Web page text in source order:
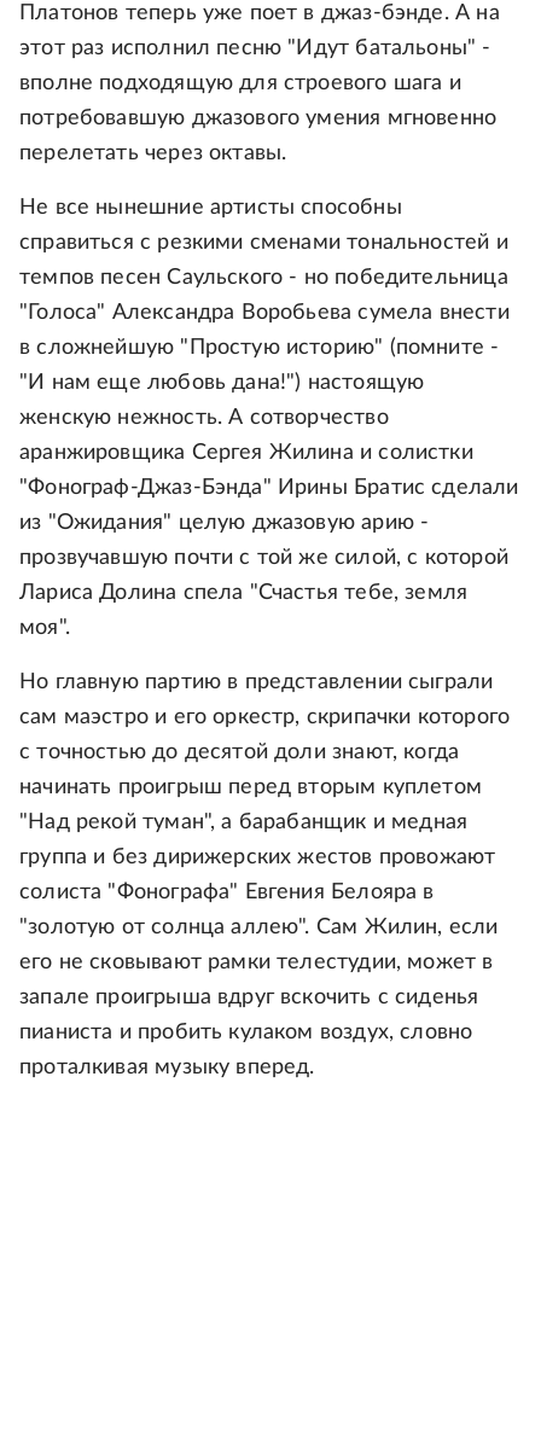
Платонов теперь уже поет в джаз-бэнде. А на
этот раз исполнил песню "Идут батальоны" -
вполне подходящую для строевого шага и
потребовавшую джазового умения мгновенно
перелетать через октавы.
Не все нынешние артисты способны
справиться с резкими сменами тональностей и
темпов песен Саульского - но победительница
"Голоса" Александра Воробьева сумела внести
в сложнейшую "Простую историю" (помните -
"И нам еще любовь дана!") настоящую
женскую нежность. А сотворчество
аранжировщика Сергея Жилина и солистки
"Фонограф-Джаз-Бэнда" Ирины Братис сделали
из "Ожидания" целую джазовую арию -
прозвучавшую почти с той же силой, с которой
Лариса Долина спела "Счастья тебе, земля
моя".
Но главную партию в представлении сыграли
сам маэстро и его оркестр, скрипачки которого
с точностью до десятой доли знают, когда
начинать проигрыш перед вторым куплетом
"Над рекой туман", а барабанщик и медная
группа и без дирижерских жестов провожают
солиста "Фонографа" Евгения Белояра в
"золотую от солнца аллею". Сам Жилин, если
его не сковывают рамки телестудии, может в
запале проигрыша вдруг вскочить с сиденья
пианиста и пробить кулаком воздух, словно
проталкивая музыку вперед.